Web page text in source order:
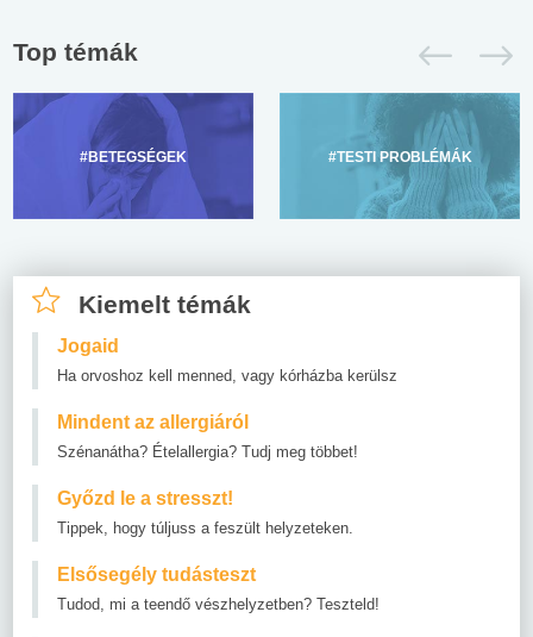
Top témák
#BETEGSÉGEK #TESTI PROBLÉMÁK
Kiemelt témák
Jogaid
Ha orvoshoz kell menned, vagy kórházba kerülsz
Mindent az allergiáról
Szénanátha? Ételallergia? Tudj meg többet!
Győzd le a stresszt!
Tippek, hogy túljuss a feszült helyzeteken.
Elsősegély tudásteszt
Tudod, mi a teendő vészhelyzetben? Teszteld!